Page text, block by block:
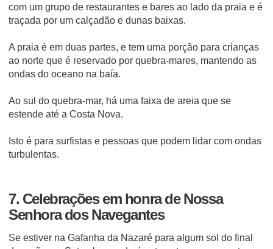
com um grupo de restaurantes e bares ao lado da praia e é
traçada por um calçadão e dunas baixas.
A praia é em duas partes, e tem uma porção para crianças
ao norte que é reservado por quebra-mares, mantendo as
ondas do oceano na baía.
Ao sul do quebra-mar, há uma faixa de areia que se
estende até a Costa Nova.
Isto é para surfistas e pessoas que podem lidar com ondas
turbulentas.
7. Celebrações em honra de Nossa
Senhora dos Navegantes
Se estiver na Gafanha da Nazaré para algum sol do final